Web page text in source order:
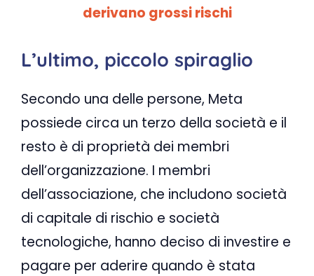
derivano grossi rischi
L’ultimo, piccolo spiraglio
Secondo una delle persone, Meta
possiede circa un terzo della società e il
resto è di proprietà dei membri
dell’organizzazione. I membri
dell’associazione, che includono società
di capitale di rischio e società
tecnologiche, hanno deciso di investire e
pagare per aderire quando è stata